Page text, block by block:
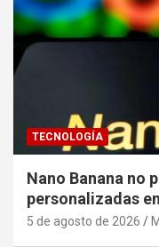
TECNOLOGÍA
Nano Banana no
personalizadas
5 de agosto de 2026